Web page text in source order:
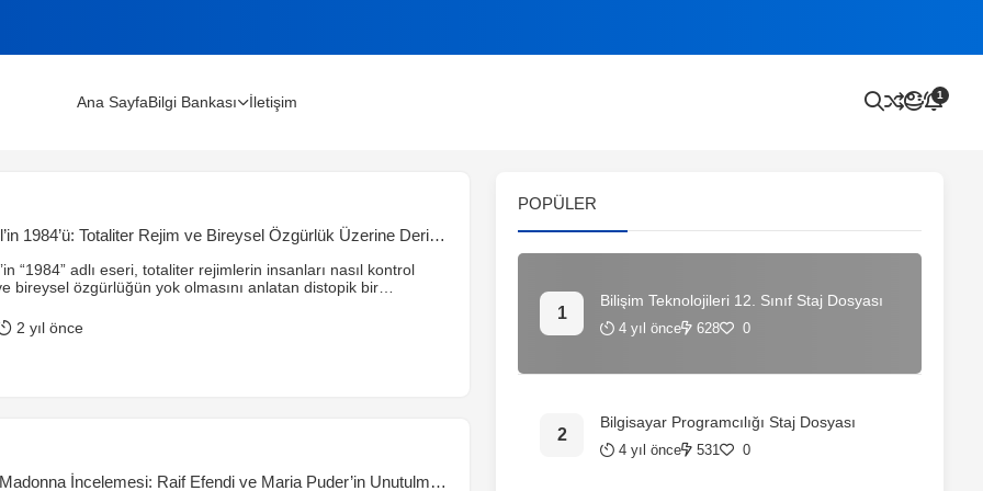
Rehberi (2026)
Ana SayfaBilgi Bankası İletişim 1
1984’ü: Totaliter Rejim ve Bireysel Özgürlük Üzerine Derin
“1984” adlı eseri, totaliter rejimlerin insanları nasıl kontrol
bireysel özgürlüğün yok olmasını anlatan distopik bir
isyanı, sürekli gözetim ve işkenceler altında yok olur.
okuyucuyu özgürlükler üzerine düşünmeye sevk eder.
2 yıl önce
İncelemesi: Raif Efendi ve Maria Puder’in Unutulmaz
POPÜLER
Bilişim Teknolojileri 12. Sınıf Staj Dosyası
4 yıl önce 628 0
Bilgisayar Programcılığı Staj Dosyası
4 yıl önce 531 0